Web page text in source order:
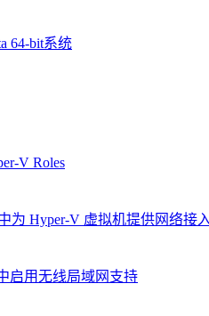
64-bit系统
V Roles
为 Hyper-V 虚拟机提供网络接入
启用无线局域网支持